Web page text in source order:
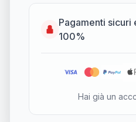
Pagamenti sicuri
100%
Hai già un